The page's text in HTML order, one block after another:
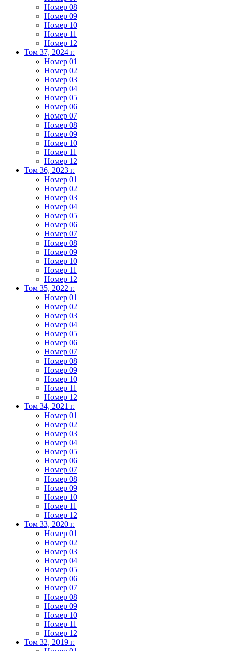
Номер 08
Номер 09
Номер 10
Номер 11
Номер 12
Том 37, 2024 г.
Номер 01
Номер 02
Номер 03
Номер 04
Номер 05
Номер 06
Номер 07
Номер 08
Номер 09
Номер 10
Номер 11
Номер 12
Том 36, 2023 г.
Номер 01
Номер 02
Номер 03
Номер 04
Номер 05
Номер 06
Номер 07
Номер 08
Номер 09
Номер 10
Номер 11
Номер 12
Том 35, 2022 г.
Номер 01
Номер 02
Номер 03
Номер 04
Номер 05
Номер 06
Номер 07
Номер 08
Номер 09
Номер 10
Номер 11
Номер 12
Том 34, 2021 г.
Номер 01
Номер 02
Номер 03
Номер 04
Номер 05
Номер 06
Номер 07
Номер 08
Номер 09
Номер 10
Номер 11
Номер 12
Том 33, 2020 г.
Номер 01
Номер 02
Номер 03
Номер 04
Номер 05
Номер 06
Номер 07
Номер 08
Номер 09
Номер 10
Номер 11
Номер 12
Том 32, 2019 г.